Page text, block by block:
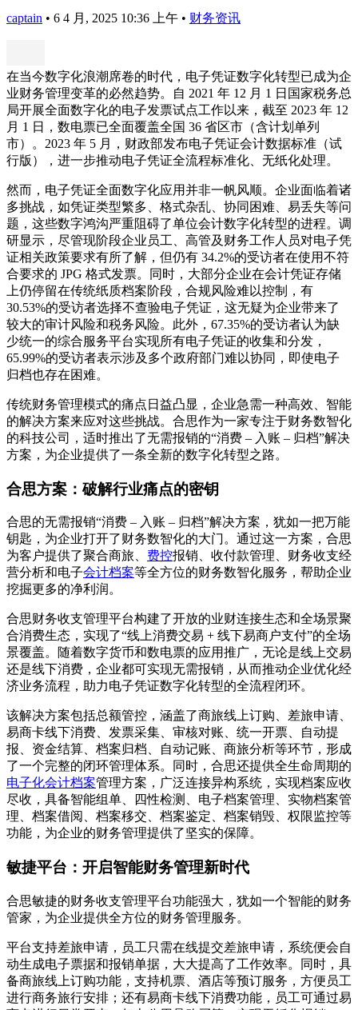
captain • 6 4 月, 2025 10:36 上午 • 财务资讯
在当今数字化浪潮席卷的时代，电子凭证数字化转型已成为企
业财务管理变革的必然趋势。自 2021 年 12 月 1 日国家税务总
局开展全面数字化的电子发票试点工作以来，截至 2023 年 12
月 1 日，数电票已全面覆盖全国 36 省区市（含计划单列
市）。2023 年 5 月，财政部发布电子凭证会计数据标准（试
行版），进一步推动电子凭证全流程标准化、无纸化处理。
然而，电子凭证全面数字化应用并非一帆风顺。企业面临着诸
多挑战，如凭证类型繁多、格式杂乱、协同困难、易丢失等问
题，这些数字鸿沟严重阻碍了单位会计数字化转型的进程。调
研显示，尽管现阶段企业员工、高管及财务工作人员对电子凭
证相关政策要求有所了解，但仍有 34.2%的受访者在使用不符
合要求的 JPG 格式发票。同时，大部分企业在会计凭证存储
上仍停留在传统纸质档案阶段，合规风险难以控制，有
30.53%的受访者选择不查验电子凭证，这无疑为企业带来了
较大的审计风险和税务风险。此外，67.35%的受访者认为缺
少统一的综合服务平台实现所有电子凭证的收集和分发，
65.99%的受访者表示涉及多个政府部门难以协同，即使电子
归档也存在困难。
传统财务管理模式的痛点日益凸显，企业急需一种高效、智能
的解决方案来应对这些挑战。合思作为一家专注于财务数智化
的科技公司，适时推出了无需报销的“消费 – 入账 – 归档”解决
方案，为企业提供了一条全新的数字化转型之路。
合思方案：破解行业痛点的密钥
合思的无需报销“消费 – 入账 – 归档”解决方案，犹如一把万能
钥匙，为企业打开了财务数智化的大门。通过这一方案，合思
为客户提供了聚合商旅、 费控报销、收付款管理、财务收支经
营分析和电子会计档案等全方位的财务数智化服务，帮助企业
挖掘更多的净利润。
合思财务收支管理平台构建了开放的业财连接生态和全场景聚
合消费生态，实现了“线上消费交易 + 线下易商户支付”的全场
景覆盖。随着数字货币和数电票的应用推广，无论是线上交易
还是线下消费，企业都可实现无需报销，从而推动企业优化经
济业务流程，助力电子凭证数字化转型的全流程闭环。
该解决方案包括总额管控，涵盖了商旅线上订购、差旅申请、
易商卡线下消费、发票采集、审核对账、统一开票、自动提
报、资金结算、档案归档、自动记账、商旅分析等环节，形成
了一个完整的闭环管理体系。同时，合思还提供全生命周期的
电子化会计档案管理方案，广泛连接异构系统，实现档案应收
尽收，具备智能组单、四性检测、电子档案管理、实物档案管
理、档案借阅、档案移交、档案鉴定、档案销毁、权限监控等
功能，为企业的财务管理提供了坚实的保障。
敏捷平台：开启智能财务管理新时代
合思敏捷的财务收支管理平台功能强大，犹如一个智能的财务
管家，为企业提供全方位的财务管理服务。
平台支持差旅申请，员工只需在线提交差旅申请，系统便会自
动生成电子票据和报销单据，大大提高了工作效率。同时，具
备商旅线上订购功能，支持机票、酒店等预订服务，方便员工
进行商务旅行安排；还有易商卡线下消费功能，员工可通过易